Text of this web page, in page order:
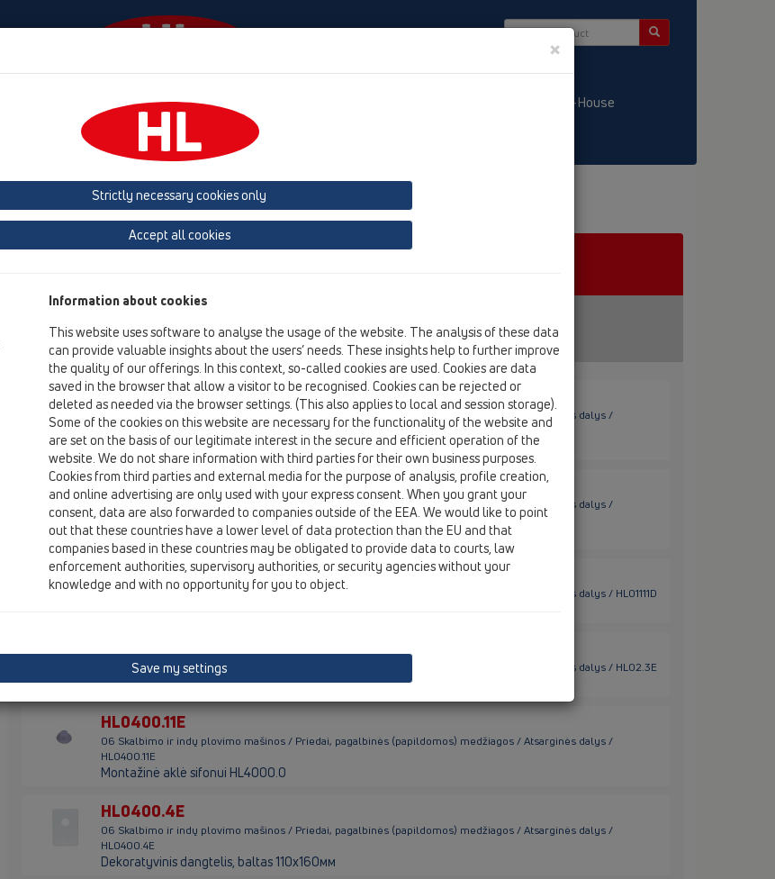
KATALOOG / ET HL-House
Product overview
Priedai, pagalbinės (papildomos) medžiagos
HL01000D
06 Skalbimo ir indų plovimo mašinos / Priedai, pagalbinės (papildomos) medžiagos / Atsarginės dalys /
HL01000D
Sandarinimo tarpinė 1"
HL01050D
06 Skalbimo ir indų plovimo mašinos / Priedai, pagalbinės (papildomos) medžiagos / Atsarginės dalys /
HL01050D
O -žiedas 18x2,5mm
HL01111D
06 Skalbimo ir indų plovimo mašinos / Priedai, pagalbinės (papildomos) medžiagos / Atsarginės dalys / HL01111D
06 Skalbimo ir indų plovimo mašinos / Priedai, pagalbinės (papildomos) medžiagos / Atsarginės dalys / HL02.3E
Vandens užtvara
HL0400.11E
06 Skalbimo ir indų plovimo mašinos / Priedai, pagalbinės (papildomos) medžiagos / Atsarginės dalys /
HL0400.11E
Montažinė aklė sifonui HL4000.0
HL0400.4E
06 Skalbimo ir indų plovimo mašinos / Priedai, pagalbinės (papildomos) medžiagos / Atsarginės dalys /
HL0400.4E
Dekoratyvinis dangtelis, baltas 110х160мм
×
Strictly necessary cookies only
Accept all cookies
Information about cookies
This website uses software to analyse the usage of the website. The analysis of these data
can provide valuable insights about the users’ needs. These insights help to further improve
the quality of our offerings. In this context, so-called cookies are used. Cookies are data
saved in the browser that allow a visitor to be recognised. Cookies can be rejected or
deleted as needed via the browser settings. (This also applies to local and session storage).
Some of the cookies on this website are necessary for the functionality of the website and
are set on the basis of our legitimate interest in the secure and efficient operation of the
website. We do not share information with third parties for their own business purposes.
Cookies from third parties and external media for the purpose of analysis, profile creation,
and online advertising are only used with your express consent. When you grant your
consent, data are also forwarded to companies outside of the EEA. We would like to point
out that these countries have a lower level of data protection than the EU and that
companies based in these countries may be obligated to provide data to courts, law
enforcement authorities, supervisory authorities, or security agencies without your
knowledge and with no opportunity for you to object.
Save my settings